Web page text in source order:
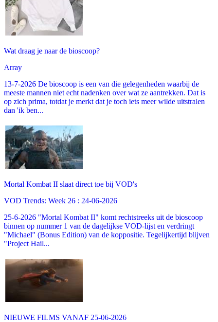
Wat draag je naar de bioscoop?
Array
13-7-2026 De bioscoop is een van die gelegenheden waarbij de
meeste mannen niet echt nadenken over wat ze aantrekken. Dat is
op zich prima, totdat je merkt dat je toch iets meer wilde uitstralen
dan 'ik ben...
Mortal Kombat II slaat direct toe bij VOD's
VOD Trends: Week 26 : 24-06-2026
25-6-2026 "Mortal Kombat II" komt rechtstreeks uit de bioscoop
binnen op nummer 1 van de dagelijkse VOD-lijst en verdringt
"Michael" (Bonus Edition) van de koppositie. Tegelijkertijd blijven
"Project Hail...
NIEUWE FILMS VANAF 25-06-2026